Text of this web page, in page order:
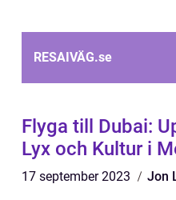
RESAIVÄG.se
Flyga till Dubai:
Lyx och Kultur i
17 september 2023 Jon